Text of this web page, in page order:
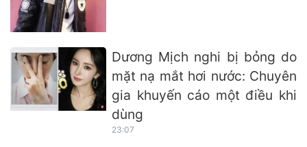
Dương Mịch nghi bị bỏng do
mặt nạ mắt hơi nước: Chuyên
gia khuyến cáo một điều khi
dùng
23:07